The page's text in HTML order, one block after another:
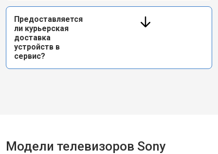
Предоставляется
ли курьерская
доставка
устройств в
сервис?
Модели телевизоров Sony